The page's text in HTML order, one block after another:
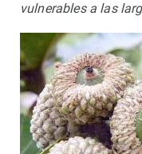
vulnerables a las